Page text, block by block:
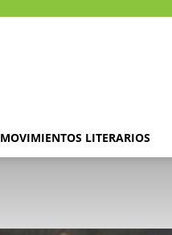
MOVIMIENTOS LITERARIOS